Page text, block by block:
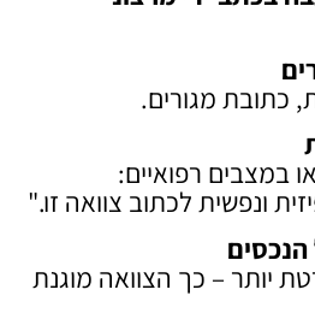
כתובת מגורים.
במצבים רפואיים:
ונפשית לכתוב צוואה זו."
יותר – כך הצוואה מוגנת